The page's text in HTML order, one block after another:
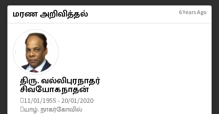
மரண அறிவித்தல் 6 Years Ago
திரு. வல்லிபுரநாதர்
சிவயோகநாதன்
11/01/1955 - 20/01/2020
யாழ். நாகர்கோவில்